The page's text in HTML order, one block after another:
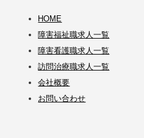
HOME
障害福祉職求人一覧
障害看護職求人一覧
訪問治療職求人一覧
会社概要
お問い合わせ